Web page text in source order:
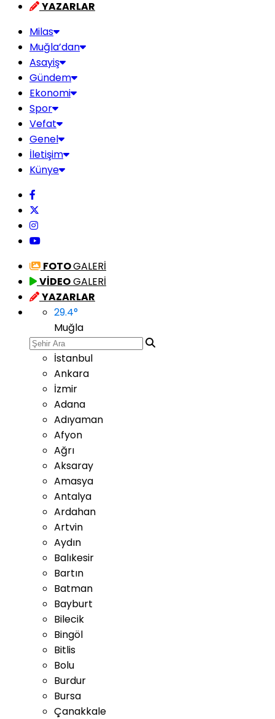
YAZARLAR
Milas
Muğla’dan
Asayiş
Gündem
Ekonomi
Spor
Vefat
Genel
İletişim
Künye
FOTOGALERİ
VİDEOGALERİ
YAZARLAR
29.4°
Muğla
İstanbul
Ankara
İzmir
Adana
Adıyaman
Afyon
Ağrı
Aksaray
Amasya
Antalya
Ardahan
Artvin
Aydın
Balıkesir
Bartın
Batman
Bayburt
Bilecik
Bingöl
Bitlis
Bolu
Burdur
Bursa
Çanakkale